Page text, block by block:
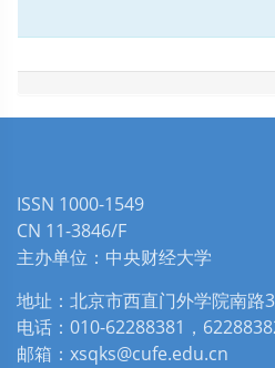
ISSN 1000-1549
CN 11-3846/F
主办单位：中央财经大学
地址：北京市西直门外学院南路
电话：010-62288381，
邮箱：xsqks@cufe.edu.cn